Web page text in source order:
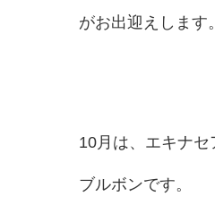
がお出迎えします。
10月は、エキナ
ブルボンです。